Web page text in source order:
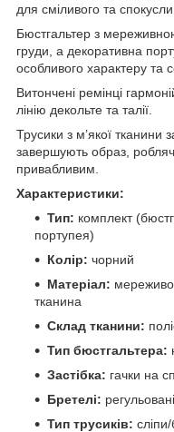
для сміливого та
Бюстгальтер з
груди, а декоративна
особливого характеру та
Витончені ремінці
лінію декольте та талії.
Трусики з м’якої тканини
завершують образ,
привабливим.
Характеристики:
Тип: комплект
портупея)
Колір: чорний
Матеріал:
тканина
Склад тканини:
Тип бюстгальтера:
Застібка: гачки на
Бретелі: регульовані
Тип трусиків: